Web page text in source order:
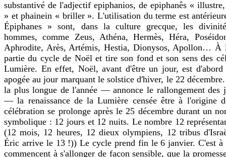
substantivé de l'adjectif epiphanios, de epiphanês «
» et phainein « briller ». L'utilisation du terme est
Épiphanes » sont, dans la culture grecque, les
hommes, comme Zeus, Athéna, Hermès, Héra,
Aphrodite, Arès, Artémis, Hestia, Dionysos, Apollon… À
partie du cycle de Noël et tire son fond et son sens des
Lumière. En effet, Noël, avant d'être un jour, est
apogée au jour marquant le solstice d'hiver, le 22
la plus longue de l'année — annonce le rallongement
— la renaissance de la Lumière censée être à l'origine
célébration se prolonge après le 25 décembre durant un
symbolique : 12 jours et 12 nuits. Le nombre 12
(12 mois, 12 heures, 12 dieux olympiens, 12 tribus
Éric arrive le 13 !)) Le cycle prend fin le 6 janvier. C'est à
commencent à s'allonger de façon sensible, que la